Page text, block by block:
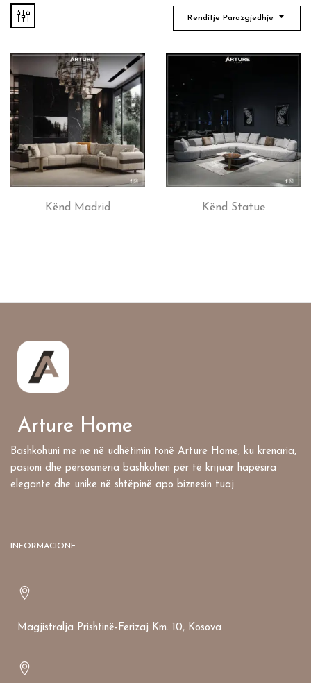
Renditje Parazgjedhje
Kënd Madrid Kënd Statue
Arture Home
Bashkohuni me ne në udhëtimin tonë Arture Home, ku krenaria,
pasioni dhe përsosmëria bashkohen për të krijuar hapësira
elegante dhe unike në shtëpinë apo biznesin tuaj.
INFORMACIONE
Magjistralja Prishtinë-Ferizaj Km. 10, Kosova